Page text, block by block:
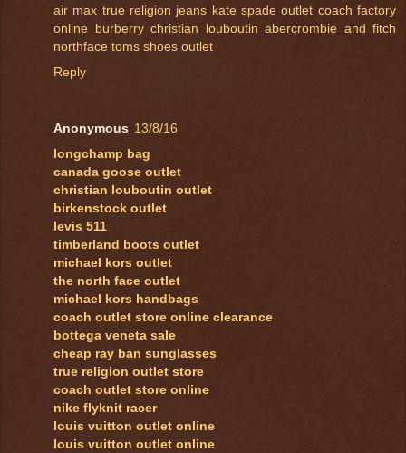
air max true religion jeans kate spade outlet coach factory
online
burberry christian louboutin abercrombie and fitch
northface toms shoes outlet
Reply
Anonymous 13/8/16
longchamp bag
canada goose outlet
christian louboutin outlet
birkenstock outlet
levis 511
timberland boots outlet
michael kors outlet
the north face outlet
michael kors handbags
coach outlet store online clearance
bottega veneta sale
cheap ray ban sunglasses
true religion outlet store
coach outlet store online
nike flyknit racer
louis vuitton outlet online
louis vuitton outlet online